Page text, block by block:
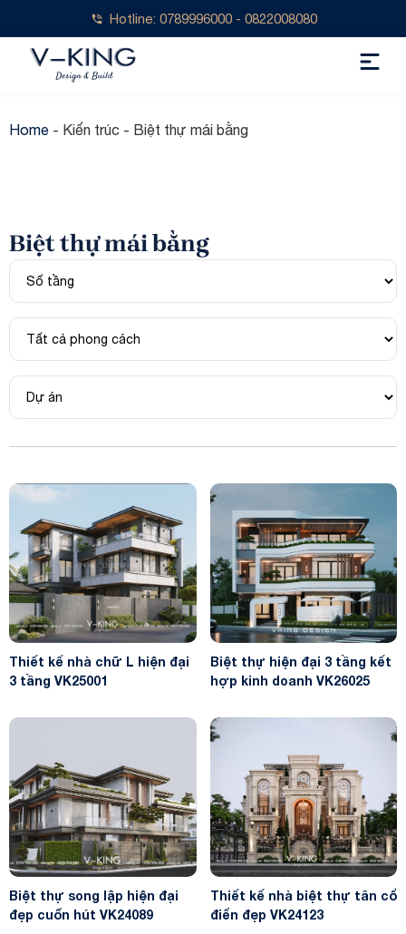
Hotline: 0789996000 - 0822008080
Home - Kiến trúc - Biệt thự mái bằng
Biệt thự mái bằng
Thiết kế nhà chữ L hiện đại
3 tầng VK25001
Biệt thự hiện đại 3 tầng kết
hợp kinh doanh VK26025
Biệt thự song lập hiện đại
đẹp cuốn hút VK24089
Thiết kế nhà biệt thự tân cổ
điển đẹp VK24123